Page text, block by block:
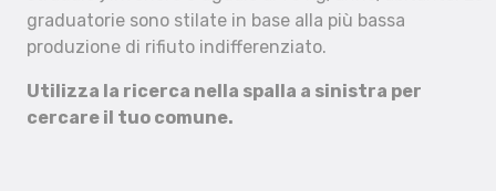
graduatorie sono stilate in base alla più bassa
produzione di rifiuto indifferenziato.
Utilizza la ricerca nella spalla a sinistra per
cercare il tuo comune.